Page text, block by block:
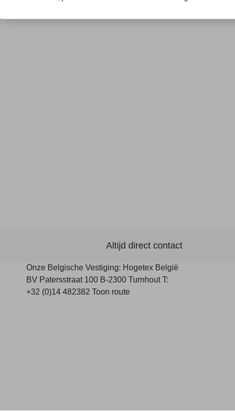
Altijd direct contact
Onze Belgische Vestiging: Hogetex België
BV Patersstraat 100 B-2300 Turnhout T:
+32 (0)14 482382 Toon route